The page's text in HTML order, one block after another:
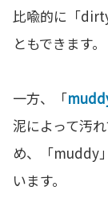
比喩的に「
ともできます。
一方、「
泥によって汚
め、「muddy
います。